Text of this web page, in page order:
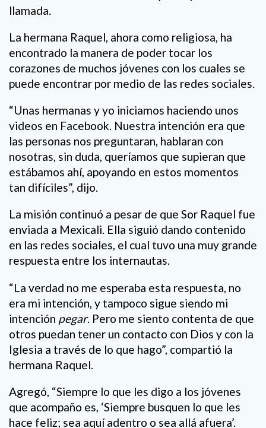
llamada.
La hermana Raquel, ahora como religiosa, ha
encontrado la manera de poder tocar los
corazones de muchos jóvenes con los cuales se
puede encontrar por medio de las redes sociales.
“Unas hermanas y yo iniciamos haciendo unos
videos en Facebook. Nuestra intención era que
las personas nos preguntaran, hablaran con
nosotras, sin duda, queríamos que supieran que
estábamos ahí, apoyando en estos momentos
tan difíciles”, dijo.
La misión continuó a pesar de que Sor Raquel fue
enviada a Mexicali. Ella siguió dando contenido
en las redes sociales, el cual tuvo una muy grande
respuesta entre los internautas.
“La verdad no me esperaba esta respuesta, no
era mi intención, y tampoco sigue siendo mi
intención pegar. Pero me siento contenta de que
otros puedan tener un contacto con Dios y con la
Iglesia a través de lo que hago”, compartió la
hermana Raquel.
Agregó, “Siempre lo que les digo a los jóvenes
que acompaño es, ‘Siempre busquen lo que les
hace feliz; sea aquí adentro o sea allá afuera’.